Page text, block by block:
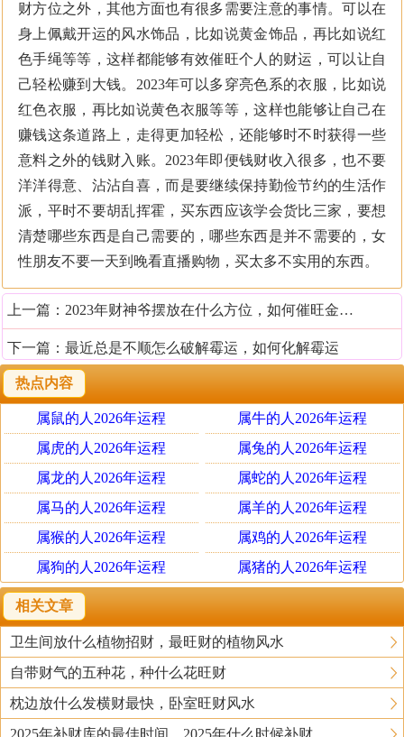
财方位之外，其他方面也有很多需要注意的事情。可以在
身上佩戴开运的风水饰品，比如说黄金饰品，再比如说红
色手绳等等，这样都能够有效催旺个人的财运，可以让自
己轻松赚到大钱。2023年可以多穿亮色系的衣服，比如说
红色衣服，再比如说黄色衣服等等，这样也能够让自己在
赚钱这条道路上，走得更加轻松，还能够时不时获得一些
意料之外的钱财入账。2023年即便钱财收入很多，也不要
洋洋得意、沾沾自喜，而是要继续保持勤俭节约的生活作
派，平时不要胡乱挥霍，买东西应该学会货比三家，要想
清楚哪些东西是自己需要的，哪些东西是并不需要的，女
性朋友不要一天到晚看直播购物，买太多不实用的东西。
上一篇： 2023年财神爷摆放在什么方位，如何催旺金钱运势
下一篇： 最近总是不顺怎么破解霉运，如何化解霉运
热点内容
属鼠的人2026年运程
属牛的人2026年运程
属虎的人2026年运程
属兔的人2026年运程
属龙的人2026年运程
属蛇的人2026年运程
属马的人2026年运程
属羊的人2026年运程
属猴的人2026年运程
属鸡的人2026年运程
属狗的人2026年运程
属猪的人2026年运程
相关文章
卫生间放什么植物招财，最旺财的植物风水
自带财气的五种花，种什么花旺财
枕边放什么发横财最快，卧室旺财风水
2025年补财库的最佳时间，2025年什么时候补财